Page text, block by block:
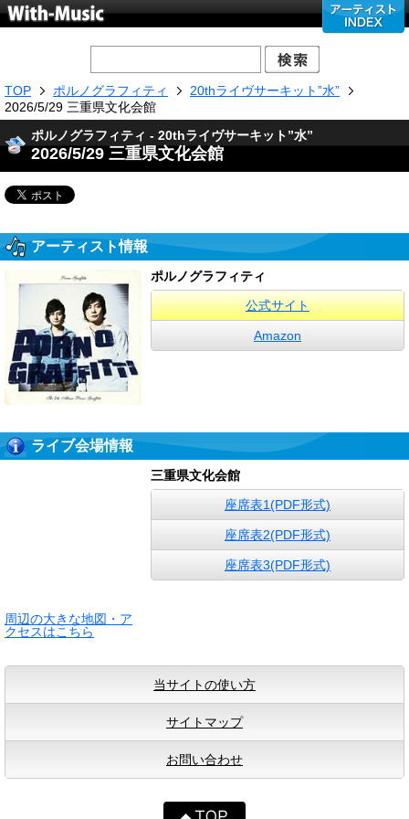
TOP ポルノグラフィティ
20thライヴサーキット”水”
2026/5/29 三重県文化会館
ポルノグラフィティ - 20thライヴサーキット”水”
2026/5/29 三重県文化会館
アーティスト情報
ポルノグラフィティ
公式サイト
Amazon
ライブ会場情報
周辺の大きな地図・ア
クセスはこちら
三重県文化会館
座席表1(PDF形式)
座席表2(PDF形式)
座席表3(PDF形式)
当サイトの使い方
サイトマップ
お問い合わせ